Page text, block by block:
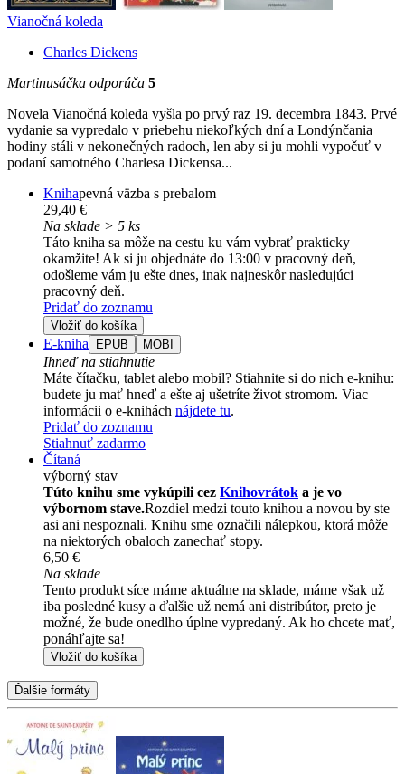
Vianočná koleda
Charles Dickens
Martinusáčka odporúča 5
Novela Vianočná koleda vyšla po prvý raz 19. decembra 1843. Prvé
vydanie sa vypredalo v priebehu niekoľkých dní a Londýnčania
hodiny stáli v nekonečných radoch, len aby si ju mohli vypočuť v
podaní samotného Charlesa Dickensa...
Knihapevná väzba s prebalom
29,40 €
Na sklade > 5 ks
Táto kniha sa môže na cestu ku vám vybrať prakticky
okamžite! Ak si ju objednáte do 13:00 v pracovný deň,
odošleme vám ju ešte dnes, inak najneskôr nasledujúci
pracovný deň.
Pridať do zoznamu
Vložiť do košíka
E-kniha EPUB MOBI
Ihneď na stiahnutie
Máte čítačku, tablet alebo mobil? Stiahnite si do nich e-knihu:
budete ju mať hneď a ešte aj ušetríte život stromom. Viac
informácii o e-knihách nájdete tu.
Pridať do zoznamu
Stiahnuť zadarmo
Čítaná
výborný stav
Túto knihu sme vykúpili cez Knihovrátok a je vo
výbornom stave.Rozdiel medzi touto knihou a novou by ste
asi ani nespoznali. Knihu sme označili nálepkou, ktorá môže
na niektorých obaloch zanechať stopy.
6,50 €
Na sklade
Tento produkt síce máme aktuálne na sklade, máme však už
iba posledné kusy a ďalšie už nemá ani distribútor, preto je
možné, že bude onedlho úplne vypredaný. Ak ho chcete mať,
ponáhľajte sa!
Vložiť do košíka
Ďalšie formáty